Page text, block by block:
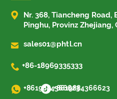

Nr. 368, Tiancheng
Pinghu, Provinz Zhejiang,
 sales01@phtl.cn
 +86-18969335333
+8619884366623+8619884366623